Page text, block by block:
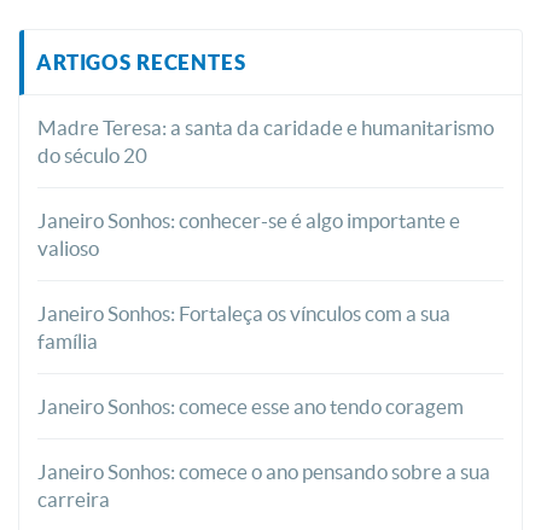
ARTIGOS RECENTES
Madre Teresa: a santa da caridade e humanitarismo
do século 20
Janeiro Sonhos: conhecer-se é algo importante e
valioso
Janeiro Sonhos: Fortaleça os vínculos com a sua
família
Janeiro Sonhos: comece esse ano tendo coragem
Janeiro Sonhos: comece o ano pensando sobre a sua
carreira